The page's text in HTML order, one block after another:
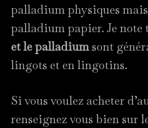
palladium physiques
palladium papier. Je note
et le palladiumsont
lingots et en lingotins.
Si vous voulez acheter
renseignez vous bien sur